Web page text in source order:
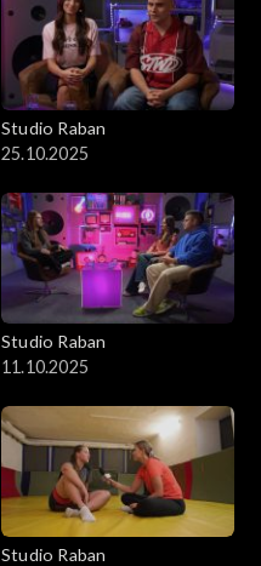
Studio Raban
25.10.2025
Studio Raban
11.10.2025
Studio Raban